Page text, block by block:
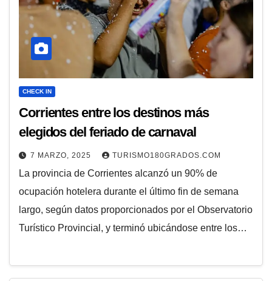
CHECK IN
Corrientes entre los destinos más
elegidos del feriado de carnaval
7 MARZO, 2025 TURISMO180GRADOS.COM
La provincia de Corrientes alcanzó un 90% de
ocupación hotelera durante el último fin de semana
largo, según datos proporcionados por el Observatorio
Turístico Provincial, y terminó ubicándose entre los…